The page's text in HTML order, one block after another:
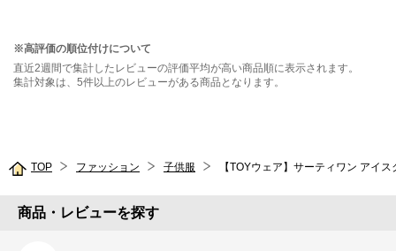
※高評価の順位付けについて
直近2週間で集計したレビューの評価平均が高い商品順に表示されます。
集計対象は、5件以上のレビューがある商品となります。
TOP ファッション 子供服 【TOYウェア】サーティワン アイス
商品・レビューを探す